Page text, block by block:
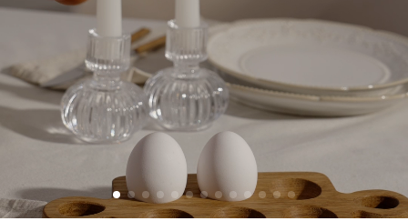
МЕБЕЛЬ
КОЛЛЕКЦИИ ПОСТЕЛЬНОГО БЕЛЬЯ
КОЛЛЕКЦИЯ ИЗ МАССИВА ДУБА
СПЕЦИАЛЬНЫЕ ПРЕДЛОЖЕНИЯ
ИДЕИ ДЛЯ ПОДАРКОВ
ПОДАРОЧНАЯ КАРТА